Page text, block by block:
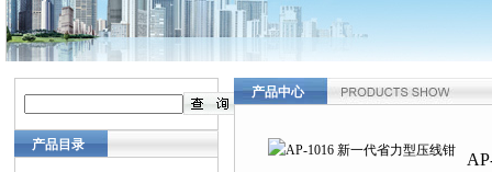
产品目录
产品中心